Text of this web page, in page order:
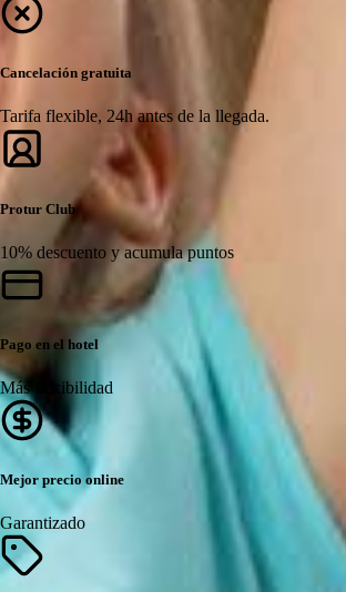
Cancelación gratuita
Tarifa flexible, 24h antes de la llegada.
Protur Club
10% descuento y acumula puntos
Pago en el hotel
Más flexibilidad
Mejor precio online
Garantizado